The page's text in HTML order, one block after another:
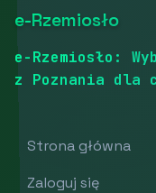
e-Rzemiosło
e-Rzemiosło:
z Poznania dla
Strona główna
Zaloguj się